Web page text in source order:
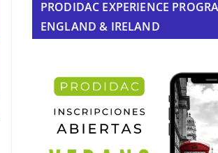
PRODIDAC EXPERIENCE
ENGLAND & IRELAND